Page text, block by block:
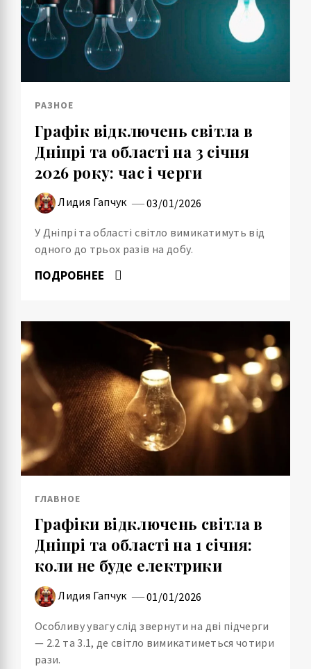
РАЗНОЕ
Графік відключень світла в
Дніпрі та області на 3 січня
2026 року: час і черги
Лидия Гапчук 03/01/2026
У Дніпрі та області світло вимикатимуть від
одного до трьох разів на добу.
ПОДРОБНЕЕ
ГЛАВНОЕ
Графіки відключень світла в
Дніпрі та області на 1 січня:
коли не буде електрики
Лидия Гапчук 01/01/2026
Особливу увагу слід звернути на дві підчерги
— 2.2 та 3.1, де світло вимикатиметься чотири
рази.